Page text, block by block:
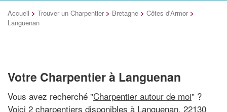
Accueil > Trouver un Charpentier > Bretagne > Côtes d'Armor >
Languenan
Votre Charpentier à Languenan
Vous avez recherché "Charpentier autour de moi" ?
Voici 2 charpentiers disponibles à Languenan, 22130